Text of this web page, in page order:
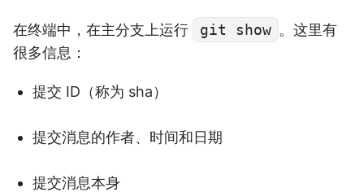
在终端中，在主分支上运行 git show 。这里有
很多信息：
提交 ID（称为 sha）
提交消息的作者、时间和日期
提交消息本身